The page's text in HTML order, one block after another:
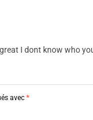
I dont know who
avec *